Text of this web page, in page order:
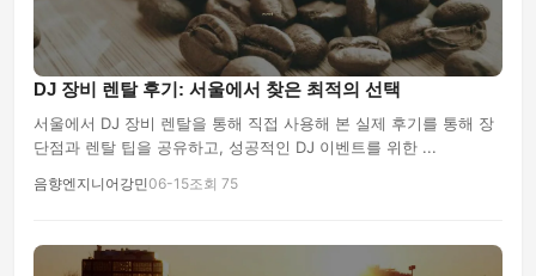
DJ 장비 렌탈 후기: 서울에서 찾은 최적의 선택
서울에서 DJ 장비 렌탈을 통해 직접 사용해 본 실제 후기를 통해 장
단점과 렌탈 팁을 공유하고, 성공적인 DJ 이벤트를 위한 ...
음향엔지니어강민06-15조회 75